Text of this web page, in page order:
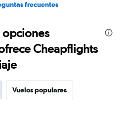
frecuentes
opciones
Cheapflights
Vuelos populares